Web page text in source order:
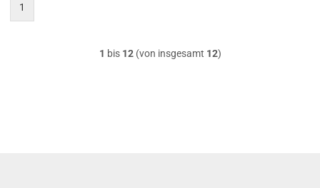
1
1 bis 12(von insgesamt 12)